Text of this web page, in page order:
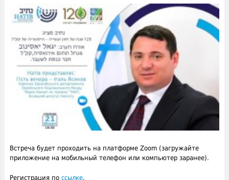
Встреча будет проходить на платформе Zoom (загружайте
приложение на мобильный телефон или компьютер заранее).
Регистрация по ссылке.